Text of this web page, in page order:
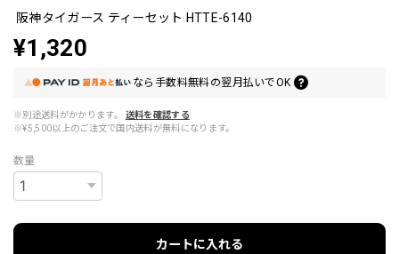
阪神タイガース ティーセット HTTE-6140
¥1,320
なら 手数料無料の翌月払いでOK
※別途送料がかかります。
送料を確認する
※¥5,500以上のご注文で国内送料が無料になります。
数量
カートに入れる